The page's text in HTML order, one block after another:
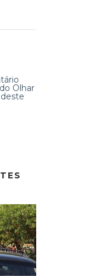
Olhar